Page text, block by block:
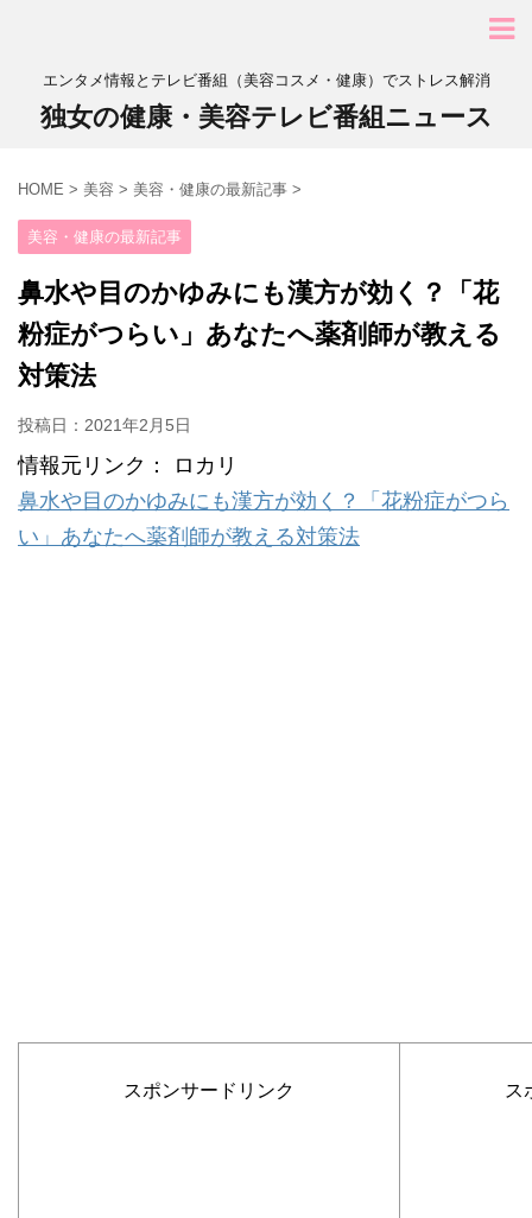
エンタメ情報とテレビ番組（美容コスメ・健康）でストレス解消
独女の健康・美容テレビ番組ニュース
HOME > 美容 > 美容・健康の最新記事 >
美容・健康の最新記事
鼻水や目のかゆみにも漢方が効く？「花
粉症がつらい」あなたへ薬剤師が教える
対策法
投稿日： 2021年2月5日
情報元リンク： ロカリ
鼻水や目のかゆみにも漢方が効く？「花粉症がつら
い」あなたへ薬剤師が教える対策法
スポンサードリンク ス